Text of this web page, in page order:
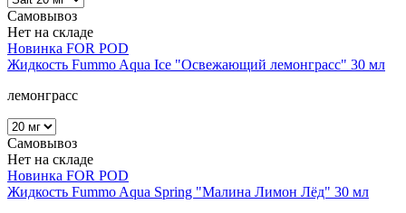
Самовывоз
Нет на складе
Новинка FOR POD
Жидкость Fummo Aqua Ice "Освежающий лемонграсс" 30 мл
лемонграсс
Самовывоз
Нет на складе
Новинка FOR POD
Жидкость Fummo Aqua Spring "Малина Лимон Лёд" 30 мл